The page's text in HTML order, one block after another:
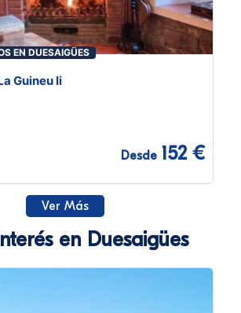
EN DUESAIGÜES
Guineu Ii
Desde 152 €
Ver Más
en Duesaigües